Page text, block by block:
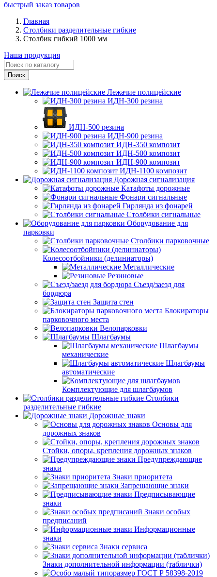
быстрый заказ товаров
Главная
Столбики разделительные гибкие
Столбик гибкий 1000 мм
Наша продукция
Лежачие полицейские
ИДН-300 резина
ИДН-500 резина
ИДН-900 резина
ИДН-350 композит
ИДН-500 композит
ИДН-900 композит
ИДН-1100 композит
Дорожная сигнализация
Катафоты дорожные
Фонари сигнальные
Гирлянда из фонарей
Столбики сигнальные
Оборудование для
парковки
Столбики парковочные
Колесоотбойники (делиниаторы)
Металлические
Резиновые
Съезд/заезд для
бордюра
Защита стен
Блокираторы
парковочного места
Велопарковки
Шлагбаумы
Шлагбаумы
механические
Шлагбаумы
автоматические
Комплектующие для шлагбаумов
Столбики
разделительные гибкие
Дорожные знаки
Основы для
дорожных знаков
Стойки, опоры, крепления дорожных знаков
Предупреждающие
знаки
Знаки приоритета
Запрещающие знаки
Предписывающие
знаки
Знаки особых
предписаний
Информационные
знаки
Знаки сервиса
Знаки дополнительной информации (таблички)